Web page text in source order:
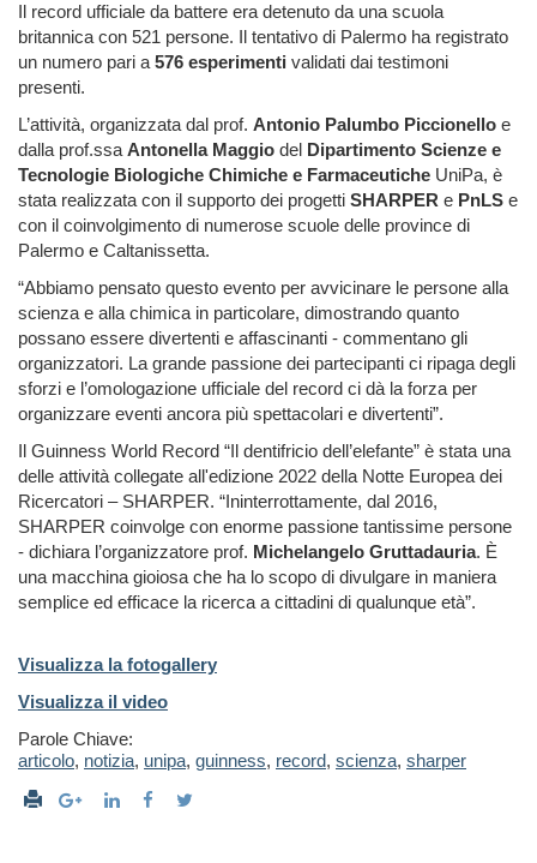
Il record ufficiale da battere era detenuto da una scuola
britannica con 521 persone. Il tentativo di Palermo ha registrato
un numero pari a576 esperimenti validati dai testimoni
presenti.
L’attività, organizzata dal prof. Antonio Palumbo Piccionello e
dalla prof.ssaAntonella Maggio del Dipartimento Scienze e
Tecnologie Biologiche Chimiche e Farmaceutiche UniPa, è
stata realizzata con il supporto dei progetti SHARPER e PnLS e
con il coinvolgimento di numerose scuole delle province di
Palermo e Caltanissetta.
“Abbiamo pensato questo evento per avvicinare le persone alla
scienza e alla chimica in particolare, dimostrando quanto
possano essere divertenti e affascinanti - commentano gli
organizzatori. La grande passione dei partecipanti ci ripaga degli
sforzi e l’omologazione ufficiale del record ci dà la forza per
organizzare eventi ancora più spettacolari e divertenti”.
Il Guinness World Record “Il dentifricio dell’elefante” è stata una
delle attività collegate all'edizione 2022 della Notte Europea dei
Ricercatori – SHARPER. “Ininterrottamente, dal 2016,
SHARPER coinvolge con enorme passione tantissime persone
- dichiara l’organizzatore prof. Michelangelo Gruttadauria. È
una macchina gioiosa che ha lo scopo di divulgare in maniera
semplice ed efficace la ricerca a cittadini di qualunque età”.
Visualizza la fotogallery
Visualizza il video
Parole Chiave:
articolo, notizia, unipa, guinness, record, scienza, sharper